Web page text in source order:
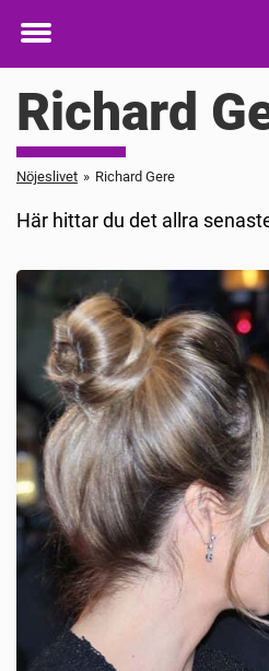
Toggle
Richard
Nöjeslivet » Richard Gere
Här hittar du det allra